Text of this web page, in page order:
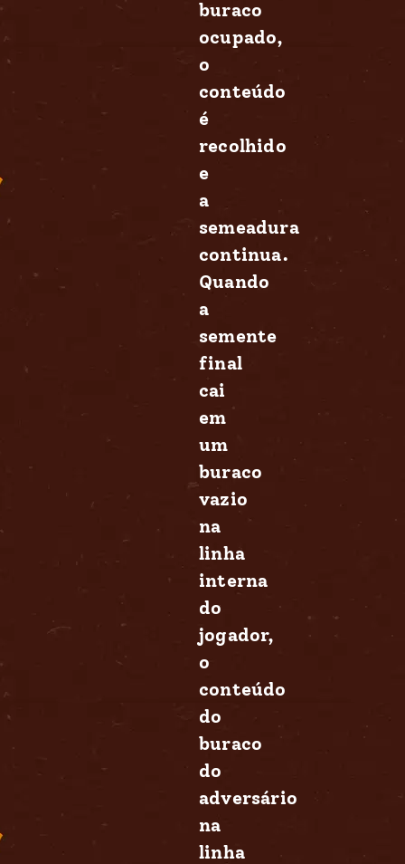
buraco
ocupado,
o
conteúdo
é
recolhido
e
a
semeadura
continua.
Quando
a
semente
final
cai
em
um
buraco
vazio
na
linha
interna
do
jogador,
o
conteúdo
do
buraco
do
adversário
na
linha